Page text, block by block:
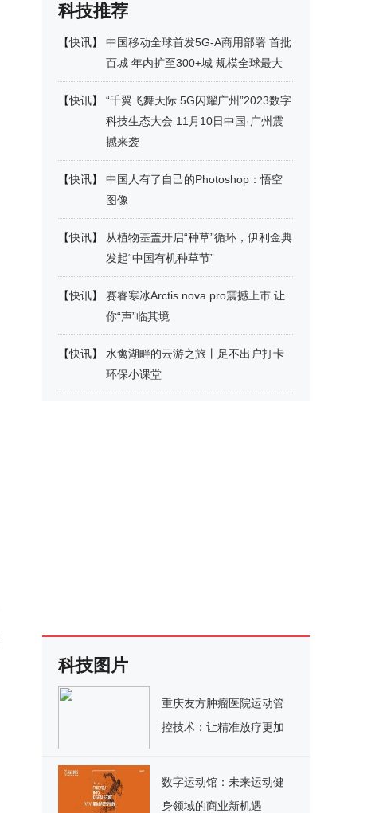
科技推荐
【快讯】
中国移动全球首发5G-A商用部署 首批
百城 年内扩至300+城 规模全球最大
【快讯】
“千翼飞舞天际 5G闪耀广州”2023数字
科技生态大会 11月10日中国·广州震
撼来袭
【快讯】
中国人有了自己的Photoshop：悟空
图像
【快讯】
从植物基盖开启“种草”循环，伊利金典
发起“中国有机种草节”
【快讯】
赛睿寒冰Arctis nova pro震撼上市 让
你“声”临其境
【快讯】
水禽湖畔的云游之旅丨足不出户打卡
环保小课堂
科技图片
重庆友方肿瘤医院运动管
控技术：让精准放疗更加
数字运动馆：未来运动健
身领域的商业新机遇